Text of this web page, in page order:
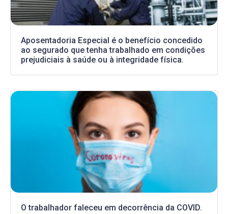
Aposentadoria Especial é o benefício concedido
ao segurado que tenha trabalhado em condições
prejudiciais à saúde ou à integridade física.
O trabalhador faleceu em decorrência da COVID.